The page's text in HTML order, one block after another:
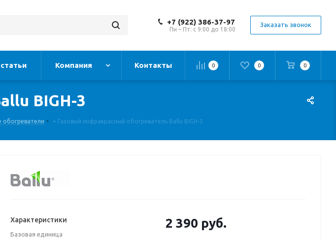
+7 (922) 386-37-97
Пн – Пт: с 9:00 до 18:00
Заказать звонок
0 0 0
Компания Контакты
BIGH-3
обогреватели - Газовый инфракрасный обогреватель Ballu BIGH-3
Характеристики
Базовая единица
2 390 руб.